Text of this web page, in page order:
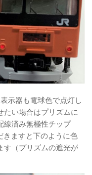
示器も電球色で点灯し
たい場合はプリズムに
線済み無極性チップ
きますと下のように色
す（プリズムの遮光が